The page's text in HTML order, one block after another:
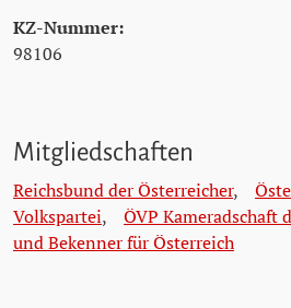
KZ-Nummer:
98106
Mitgliedschaften
Reichsbund der Österreicher,
Volkspartei, ÖVP Kameradschaft
und Bekenner für Österreich